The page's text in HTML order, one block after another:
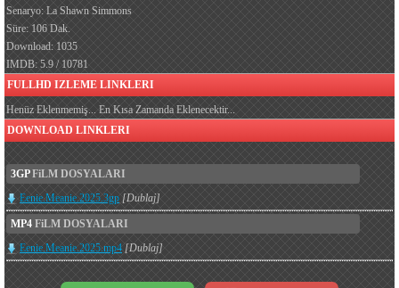
Senaryo: La Shawn Simmons
Süre: 106 Dak.
Download: 1035
IMDB: 5.9 / 10781
FULLHD IZLEME LINKLERI
Henüz Eklenmemiş... En Kısa Zamanda Eklenecektir...
DOWNLOAD LINKLERI
3GPFiLM DOSYALARI
Eenie.Meanie.2025.3gp [Dublaj]
MP4 FiLM DOSYALARI
Eenie.Meanie.2025.mp4 [Dublaj]